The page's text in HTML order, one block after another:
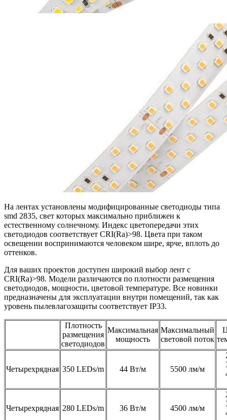
На лентах установлены модифицированные светодиоды типа
smd 2835, свет которых максимально приближен к
естественному солнечному. Индекс цветопередачи этих
светодиодов соответствует CRI(Ra)>98. Цвета при таком
освещении воспринимаются человеком шире, ярче, вплоть до
оттенков.
Для ваших проектов доступен широкий выбор лент с
CRI(Ra)>98. Модели различаются по плотности размещения
светодиодов, мощности, цветовой температуре. Все новинки
предназначены для эксплуатации внутри помещений, так как
уровень пылевлагозащиты соответствует IP33.
Плотность
размещения
светодиодов
Максимальная
мощность
Максимальный
световой поток
Четырехрядная 350 LEDs/m 44 Вт/м 5500 лм/м
Четырехрядная 280 LEDs/m 36 Вт/м 4500 лм/м